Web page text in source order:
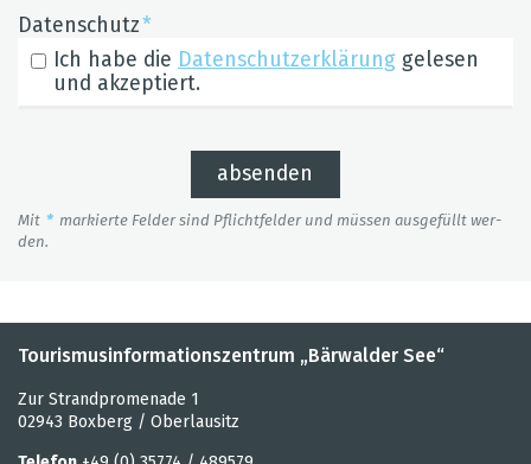
Datenschutz
Ich habe die Datenschutzerklärung gelesen
und akzeptiert.
absenden
Mit * mar­kierte Fel­der sind Pflicht­fel­der und müs­sen aus­ge­füllt wer­
den.
Tourismusinformationszentrum „Bärwalder See“
Zur Strandpromenade 1
02943 Boxberg / Oberlausitz